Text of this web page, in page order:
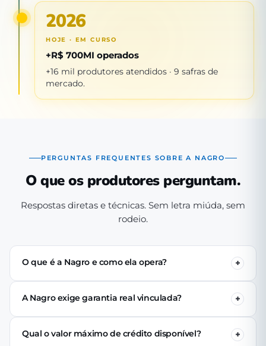
2026
HOJE · EM CURSO
+R$ 700MI operados
+16 mil produtores atendidos · 9 safras de
mercado.
PERGUNTAS FREQUENTES SOBRE A NAGRO
O que os produtores perguntam.
Respostas diretas e técnicas. Sem letra miúda, sem
rodeio.
O que é a Nagro e como ela opera?
A Nagro é uma Sociedade de Crédito Direto (SCD)
autorizada pelo Banco Central, especializada em crédito
se cadastra pelo app, passa pela análise técnica de perfil
produtivo e (se aprovado) recebe o crédito via PIX em até
A Nagro exige garantia real vinculada?
Não. Nenhuma linha de crédito da Nagro exige penhor
de terra, rebanho ou maquinário. A análise é baseada no
perfil produtivo do tomador — histórico, capacidade de
Qual o valor máximo de crédito disponível?